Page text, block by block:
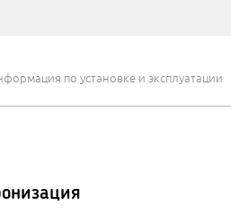
по установке и эксплуатации